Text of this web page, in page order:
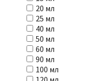
20 мл
25 мл
40 мл
50 мл
60 мл
90 мл
100 мл